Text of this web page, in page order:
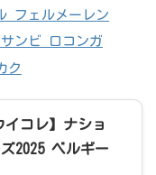
フェルメーレン
ンビ ロコンガ
ク
イコレ】ナショ
2025 ベルギー